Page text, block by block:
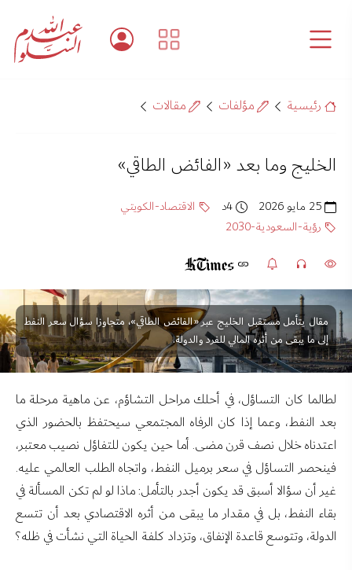
رئيسية مؤلفات مقالات
الخليج وما بعد «الفائض الطاقي»
الاقتصاد-الكويتي
رؤية-السعودية-2030
مقال يتأمل مستقبل الخليج عبر «الفائض الطاقي»، متجاوزا سؤال سعر النفط
إلى ما يبقى من أثره المالي للفرد والدولة.
لطالما كان التساؤل، في أحلك مراحل التشاؤم، عن ماهية مرحلة ما
بعد النفط، وعما إذا كان الرفاه المجتمعي سيحتفظ بالحضور الذي
اعتدناه خلال نصف قرن مضى. أما حين يكون للتفاؤل نصيب معتبر،
فينحصر التساؤل في سعر برميل النفط، واتجاه الطلب العالمي عليه.
غير أن سؤالا أسبق قد يكون أجدر بالتأمل: ماذا لو لم تكن المسألة في
بقاء النفط، بل في مقدار ما يبقى من أثره الاقتصادي بعد أن تتسع
الدولة، وتتوسع قاعدة الإنفاق، وتزداد كلفة الحياة التي نشأت في ظله؟